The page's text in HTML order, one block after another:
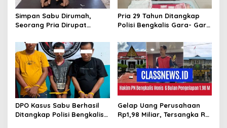
s
Simpan Sabu Dirumah,
Seorang Pria Dirupat
Pria 29 Tahun Ditangkap
Polisi Bengkalis Gara- Gara
DPO Kasus Sabu Berhasil
Ditangkap Polisi Bengkalis,
Gelap Uang Perusahaan
Rp1,98 Miliar, Tersangka RS